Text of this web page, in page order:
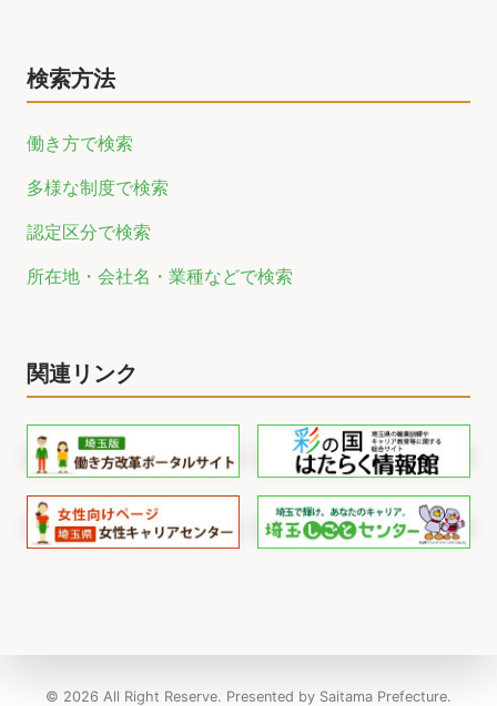
検索方法
働き方で検索
多様な制度で検索
認定区分で検索
所在地・会社名・業種などで検索
関連リンク
© 2026 All Right Reserve. Presented by Saitama Prefecture.